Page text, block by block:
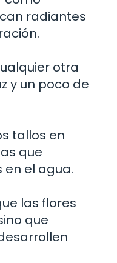
radiantes
otra
y un poco de
tallos en
que
el agua.
las flores
que